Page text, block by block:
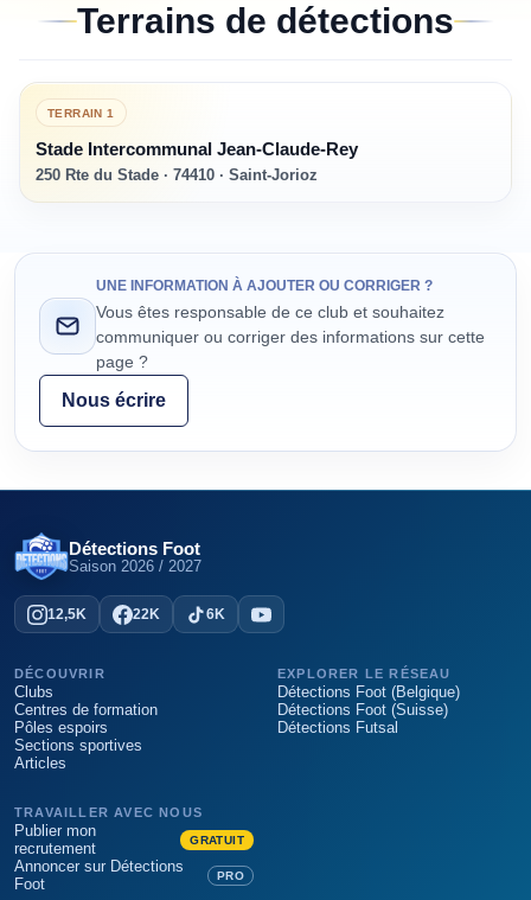
Terrains de détections
TERRAIN1
Stade Intercommunal Jean-Claude-Rey
250 Rte du Stade · 74410 · Saint-Jorioz
UNE INFORMATION À AJOUTER OU CORRIGER ?
Vous êtes responsable de ce club et souhaitez
communiquer ou corriger des informations sur cette
page ?
Nous écrire
Détections Foot
Saison 2026 / 2027
12,5K 22K 6K
DÉCOUVRIR
Clubs
Centres de formation
Pôles espoirs
Sections sportives
Articles
EXPLORER LE RÉSEAU
Détections Foot (Belgique)
Détections Foot (Suisse)
Détections Futsal
TRAVAILLER AVEC NOUS
Publier mon
recrutement
GRATUIT
Annoncer sur Détections
Foot
PRO